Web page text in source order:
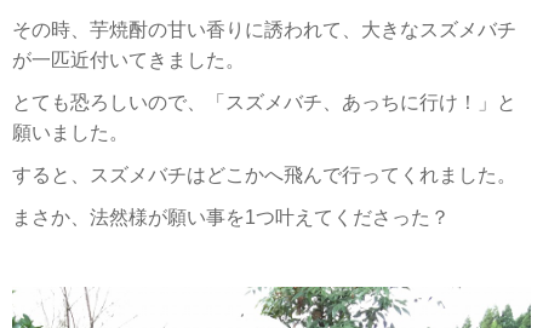
その時、芋焼酎の甘い香りに誘われて、大きなスズメバチ
が一匹近付いてきました。
とても恐ろしいので、「スズメバチ、あっちに行け！」と
願いました。
すると、スズメバチはどこかへ飛んで行ってくれました。
まさか、法然様が願い事を1つ叶えてくださった？